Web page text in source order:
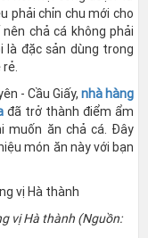
phải chỉn chu mới cho
chả cá không phải
là đặc sản dùng trong
- Cầu Giấy, nhà hàng
đã trở thành điểm ẩm
muốn ăn chả cá. Đây
món ăn này với bạn
vị Hà thành (Nguồn: